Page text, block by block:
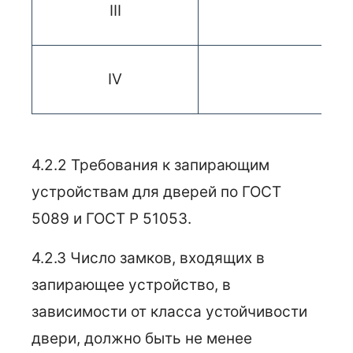
III
IV
4.2.2 Требования к запирающим
устройствам для дверей по ГОСТ
5089 и ГОСТ Р 51053.
4.2.3 Число замков, входящих в
запирающее устройство, в
зависимости от класса устойчивости
двери, должно быть не менее